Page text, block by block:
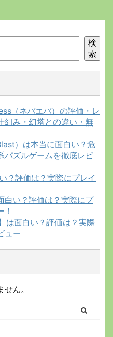
検
索
（ネバエバ）の評価・レ
組み・幻塔との違い・無
）は本当に面白い？危
パズルゲームを徹底レビ
？評価は？実際にプレイ
白い？評価は？実際にプ
は面白い？評価は？実際
ュー
ん。